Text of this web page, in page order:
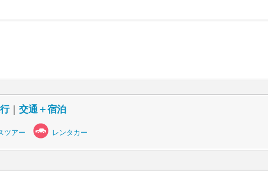
｜ 交通＋宿泊
ツアー レンタカー